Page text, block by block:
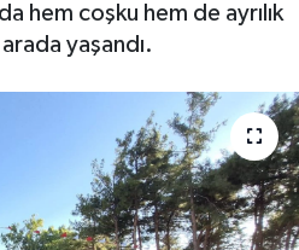
hem coşku hem de ayrılık
yaşandı.